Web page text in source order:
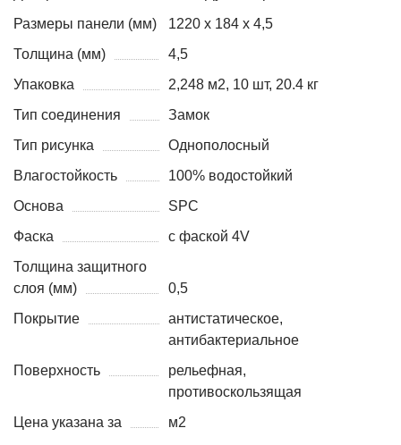
Размеры панели (мм)
1220 х 184 х 4,5
Толщина (мм)
4,5
Упаковка
2,248 м2, 10 шт, 20.4 кг
Тип соединения
Замок
Тип рисунка
Однополосный
Влагостойкость
100% водостойкий
Основа
SPC
Фаска
с фаской 4V
Толщина защитного
слоя (мм)
0,5
Покрытие
антистатическое,
антибактериальное
Поверхность
рельефная,
противоскользящая
Цена указана за
м2